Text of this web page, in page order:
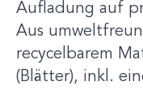
Aufladung auf
Aus
recycelbarem
(Blätter), inkl.